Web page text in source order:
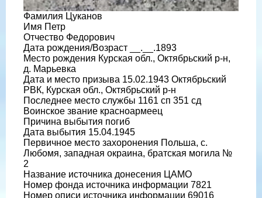
Фамилия Цуканов
Имя Петр
Отчество Федорович
Дата рождения/Возраст __.__.1893
Место рождения Курская обл., Октябрьский р-н,
д. Марьевка
Дата и место призыва 15.02.1943 Октябрьский
РВК, Курская обл., Октябрьский р-н
Последнее место службы 1161 сп 351 сд
Воинское звание красноармеец
Причина выбытия погиб
Дата выбытия 15.04.1945
Первичное место захоронения Польша, с.
Любомя, западная окраина, братская могила №
2
Название источника донесения ЦАМО
Номер фонда источника информации 7821
Номер описи источника информации 69016